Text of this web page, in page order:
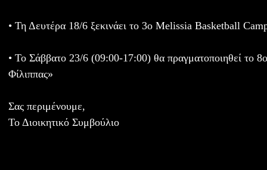
• Τη Δευτέρα 18/6 ξεκινάει το 3ο Melissia Basketball
• Το Σάββατο 23/6 (09:00-17:00) θα πραγματοποιηθεί το
Φίλιππας»
Σας περιμένουμε,
Το Διοικητικό Συμβούλιο